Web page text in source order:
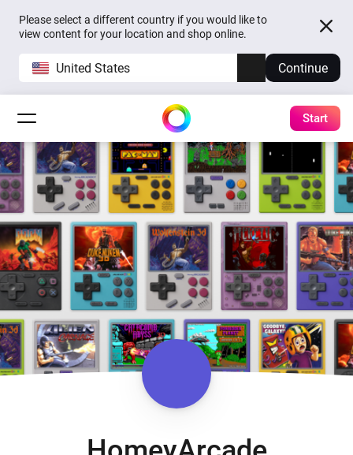
Please select a different country if you would like to
view content for your location and shop online.
United States Continue
Start